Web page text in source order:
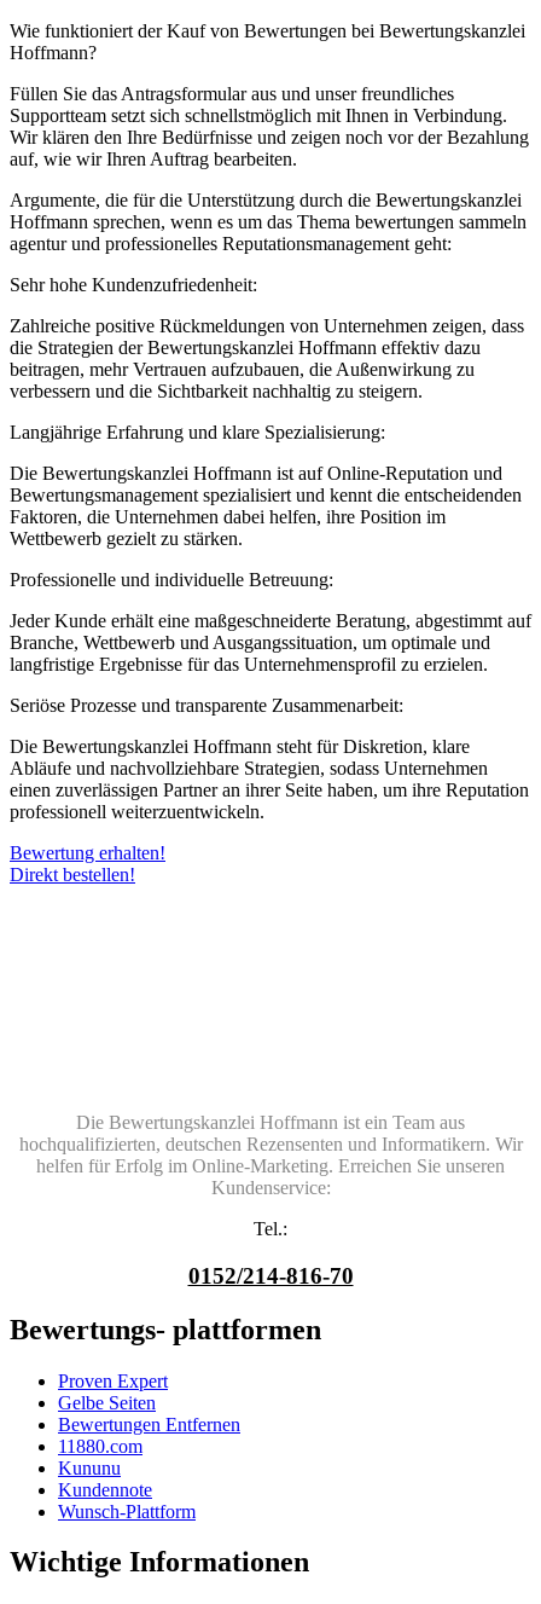
Wie funktioniert der Kauf von Bewertungen bei Bewertungskanzlei
Hoffmann?
Füllen Sie das Antragsformular aus und unser freundliches
Supportteam setzt sich schnellstmöglich mit Ihnen in Verbindung.
Wir klären den Ihre Bedürfnisse und zeigen noch vor der Bezahlung
auf, wie wir Ihren Auftrag bearbeiten.
Argumente, die für die Unterstützung durch die Bewertungskanzlei
Hoffmann sprechen, wenn es um das Thema bewertungen sammeln
agentur und professionelles Reputationsmanagement geht:
Sehr hohe Kundenzufriedenheit:
Zahlreiche positive Rückmeldungen von Unternehmen zeigen, dass
die Strategien der Bewertungskanzlei Hoffmann effektiv dazu
beitragen, mehr Vertrauen aufzubauen, die Außenwirkung zu
verbessern und die Sichtbarkeit nachhaltig zu steigern.
Langjährige Erfahrung und klare Spezialisierung:
Die Bewertungskanzlei Hoffmann ist auf Online-Reputation und
Bewertungsmanagement spezialisiert und kennt die entscheidenden
Faktoren, die Unternehmen dabei helfen, ihre Position im
Wettbewerb gezielt zu stärken.
Professionelle und individuelle Betreuung:
Jeder Kunde erhält eine maßgeschneiderte Beratung, abgestimmt auf
Branche, Wettbewerb und Ausgangssituation, um optimale und
langfristige Ergebnisse für das Unternehmensprofil zu erzielen.
Seriöse Prozesse und transparente Zusammenarbeit:
Die Bewertungskanzlei Hoffmann steht für Diskretion, klare
Abläufe und nachvollziehbare Strategien, sodass Unternehmen
einen zuverlässigen Partner an ihrer Seite haben, um ihre Reputation
professionell weiterzuentwickeln.
Bewertung erhalten!
Direkt bestellen!
Die Bewertungskanzlei Hoffmann ist ein Team aus
hochqualifizierten, deutschen Rezensenten und Informatikern. Wir
helfen für Erfolg im Online-Marketing. Erreichen Sie unseren
Kundenservice:
Tel.:
0152/214-816-70
Bewertungs- plattformen
Proven Expert
Gelbe Seiten
Bewertungen Entfernen
11880.com
Kununu
Kundennote
Wunsch-Plattform
Wichtige Informationen